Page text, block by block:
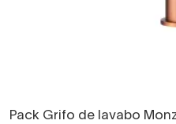
Pack Grifo de lavabo